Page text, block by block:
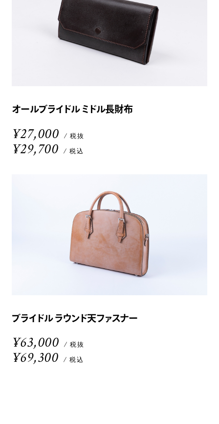
オールブライドル ミドル長財布
¥27,000 / 税抜
¥29,700 / 税込
ブライドル ラウンド天ファスナー
¥63,000 / 税抜
¥69,300 / 税込